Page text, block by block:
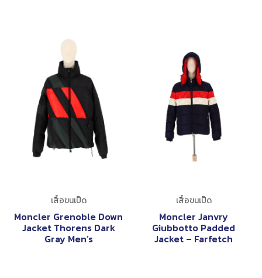
เสื้อขนเป็ด
Moncler Grenoble Down
Jacket Thorens Dark
Gray Men’s
เสื้อขนเป็ด
Moncler Janvry
Giubbotto Padded
Jacket – Farfetch